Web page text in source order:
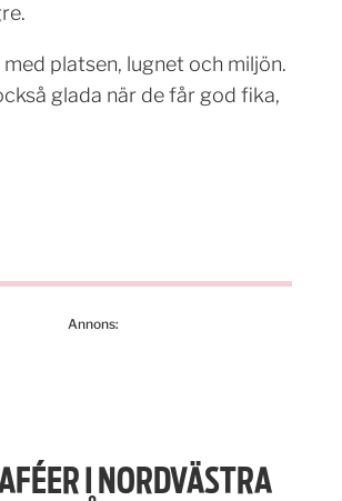
platsen, lugnet och miljön.
glada när de får god fika,
Annons:
I NORDVÄSTRA